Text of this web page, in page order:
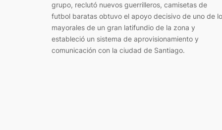
grupo, reclutó nuevos guerrilleros, camisetas de
futbol baratas obtuvo el apoyo decisivo de uno de
mayorales de un gran latifundio de la zona y
estableció un sistema de aprovisionamiento y
comunicación con la ciudad de Santiago.